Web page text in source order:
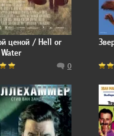
ценой / Hell or
0